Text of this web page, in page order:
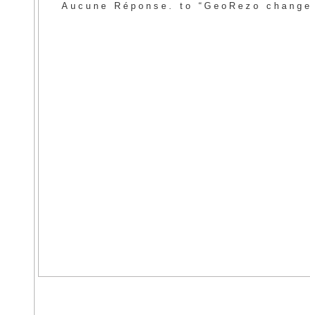
Aucune Réponse. to “GeoRezo